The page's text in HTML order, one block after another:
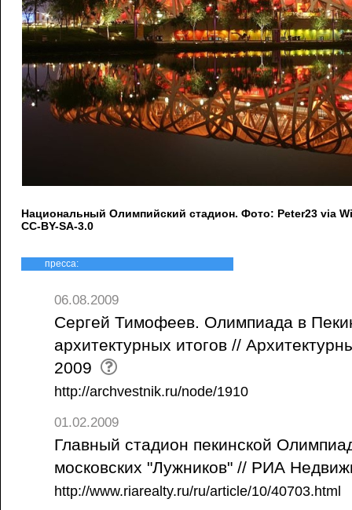
Национальный Олимпийский стадион. Фото: Peter23 via
CC-BY-SA-3.0
пресса:
06.08.2009
Сергей Тимофеев. Олимпиада в
архитектурных итогов //
2009
http://archvestnik.ru/node/1910
01.02.2009
Главный стадион пекинской
московских "Лужников" // РИА
http://www.riarealty.ru/ru/article/10/40703.html